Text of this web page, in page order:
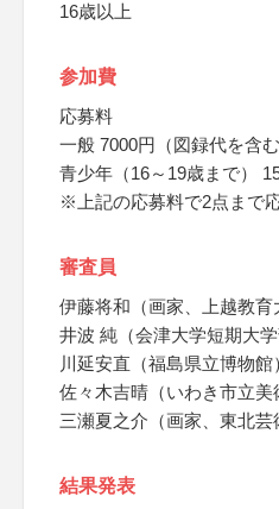
16歳以上
参加費
応募料
一般 7000円（図録代を含む
青少年（16～19歳まで）
※上記の応募料で2点まで
審査員
伊藤将和（画家、上越教育
井波 純（会津大学短期大学
川延安直（福島県立博物館
佐々木吉晴（いわき市立美
三瀬夏之介（画家、東北芸
結果発表